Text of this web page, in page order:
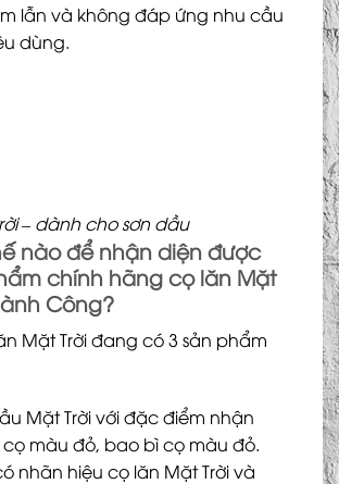
lẫn và không đáp ứng nhu cầu
dùng.
– dành cho sơn dầu
nào để nhận diện được
chính hãngcọ lăn Mặt
Công?
Mặt Trời đang có 3 sản phẩm
Mặt Trời với đặc điểm nhận
màu đỏ, bao bì cọ màu đỏ.
nhãn hiệu cọ lăn Mặt Trời và